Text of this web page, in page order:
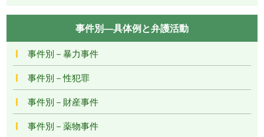
事件別―具体例と弁護活動
事件別－暴力事件
事件別－性犯罪
事件別－財産事件
事件別－薬物事件